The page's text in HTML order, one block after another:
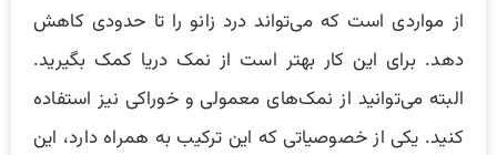
از مواردی است که می‌تواند درد زانو را تا حدودی کاهش
دهد. برای این کار بهتر است از نمک دریا کمک بگیرید.
البته می‌توانید از نمک‌های معمولی و خوراکی نیز استفاده
کنید. یکی از خصوصیاتی که این ترکیب به همراه دارد، این